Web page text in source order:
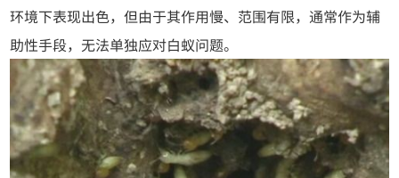
环境下表现出色，但由于其作用慢、范围有限，通常作为辅
助性手段，无法单独应对白蚁问题。